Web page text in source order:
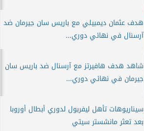
هدف عثمان ديمبيلي مع باريس سان جيرمان ضد
آرسنال في نهائي دوري...
شاهد هدف هافيرتز مع آرسنال ضد باريس سان
جيرمان في نهائي دوري...
سيناريوهات تأهل ليفربول لدوري أبطال أوروبا
بعد تعثر مانشستر سيتي